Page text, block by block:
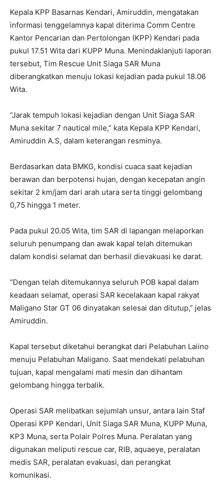
Kepala KPP Basarnas Kendari, Amiruddin, mengatakan
informasi tenggelamnya kapal diterima Comm Centre
Kantor Pencarian dan Pertolongan (KPP) Kendari pada
pukul 17.51 Wita dari KUPP Muna. Menindaklanjuti laporan
tersebut, Tim Rescue Unit Siaga SAR Muna
diberangkatkan menuju lokasi kejadian pada pukul 18.06
Wita.
“Jarak tempuh lokasi kejadian dengan Unit Siaga SAR
Muna sekitar 7 nautical mile,” kata Kepala KPP Kendari,
Amiruddin A.S, dalam keterangan resminya.
Berdasarkan data BMKG, kondisi cuaca saat kejadian
berawan dan berpotensi hujan, dengan kecepatan angin
sekitar 2 km/jam dari arah utara serta tinggi gelombang
0,75 hingga 1 meter.
Pada pukul 20.05 Wita, tim SAR di lapangan melaporkan
seluruh penumpang dan awak kapal telah ditemukan
dalam kondisi selamat dan berhasil dievakuasi ke darat.
“Dengan telah ditemukannya seluruh POB kapal dalam
keadaan selamat, operasi SAR kecelakaan kapal rakyat
Maligano Star GT 06 dinyatakan selesai dan ditutup,” jelas
Amiruddin.
Kapal tersebut diketahui berangkat dari Pelabuhan Laiino
menuju Pelabuhan Maligano. Saat mendekati pelabuhan
tujuan, kapal mengalami mati mesin dan dihantam
gelombang hingga terbalik.
Operasi SAR melibatkan sejumlah unsur, antara lain Staf
Operasi KPP Kendari, Unit Siaga SAR Muna, KUPP Muna,
KP3 Muna, serta Polair Polres Muna. Peralatan yang
digunakan meliputi rescue car, RIB, aquaeye, peralatan
medis SAR, peralatan evakuasi, dan perangkat
komunikasi.